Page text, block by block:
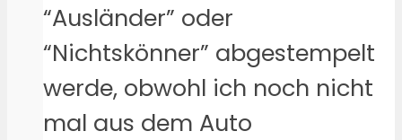
“Ausländer” oder
“Nichtskönner” abgestempelt
werde, obwohl ich noch nicht
mal aus dem Auto